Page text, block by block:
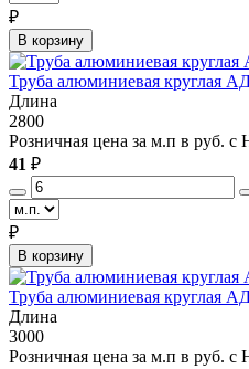
₽
В корзину
Труба алюминиевая круглая
Длина
2800
Розничная цена за м.п в руб.
41 ₽
₽
В корзину
Труба алюминиевая круглая
Длина
3000
Розничная цена за м.п в руб.